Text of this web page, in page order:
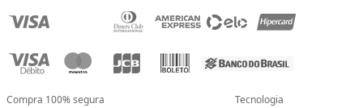
Compra 100% segura Tecnologia